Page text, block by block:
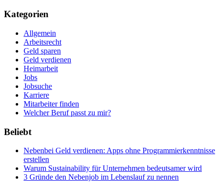
Kategorien
Allgemein
Arbeitsrecht
Geld sparen
Geld verdienen
Heimarbeit
Jobs
Jobsuche
Karriere
Mitarbeiter finden
Welcher Beruf passt zu mir?
Beliebt
Nebenbei Geld verdienen: Apps ohne Programmierkenntnisse
erstellen
Warum Sustainability für Unternehmen bedeutsamer wird
3 Gründe den Nebenjob im Lebenslauf zu nennen